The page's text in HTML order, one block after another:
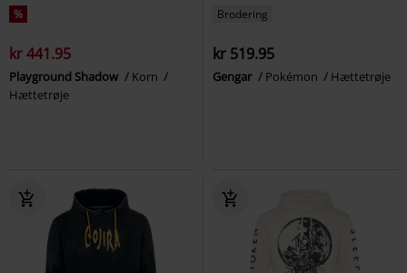
%
kr 441.95
Playground Shadow
Korn
Hættetrøje
Brodering
kr 519.95
Gengar Pokémon Hættetrøje